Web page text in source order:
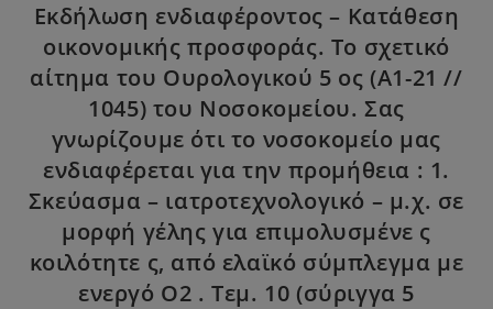
Εκδήλωση ενδιαφέροντος – Κατάθεση
οικονομικής προσφοράς. Το σχετικό
αίτημα του Ουρολογικού 5 ος (Α1-21 //
1045) του Νοσοκομείου. Σας
γνωρίζουμε ότι το νοσοκομείο μας
ενδιαφέρεται για την προμήθεια : 1.
Σκεύασμα – ιατροτεχνολογικό – μ.χ. σε
μορφή γέλης για επιμολυσμένε ς
κοιλότητε ς, από ελαϊκό σύμπλεγμα με
ενεργό Ο2 . Τεμ. 10 (σύριγγα 5